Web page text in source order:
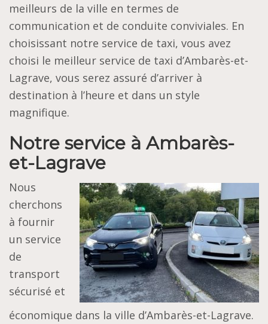
meilleurs de la ville en termes de
communication et de conduite conviviales. En
choisissant notre service de taxi, vous avez
choisi le meilleur service de taxi d’Ambarès-et-
Lagrave, vous serez assuré d’arriver à
destination à l’heure et dans un style
magnifique.
Notre service à Ambarès-
et-Lagrave
Nous
cherchons
à fournir
un service
de
transport
sécurisé et
économique dans la ville d’Ambarès-et-Lagrave.